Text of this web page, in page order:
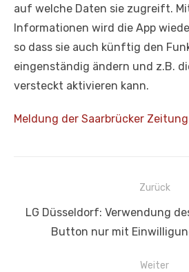
auf welche Daten sie zugreift.
Informationen wird die App
so dass sie auch künftig den
eingenständig ändern und z.B.
versteckt aktivieren kann.
Meldung der Saarbrücker Zeitung
Beitragsnavigation
Zurück
Vorheriger
Beitrag:
LG Düsseldorf: Verwendung
Button nur mit
Weiter